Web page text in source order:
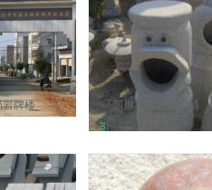
牌楼 四川花岗岩垃圾桶